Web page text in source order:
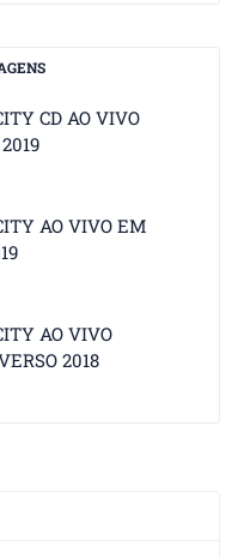
CD AO VIVO
AO VIVO EM
AO VIVO
2018